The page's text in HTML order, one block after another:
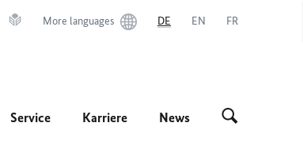
More languages DE EN FR
Service Karriere News